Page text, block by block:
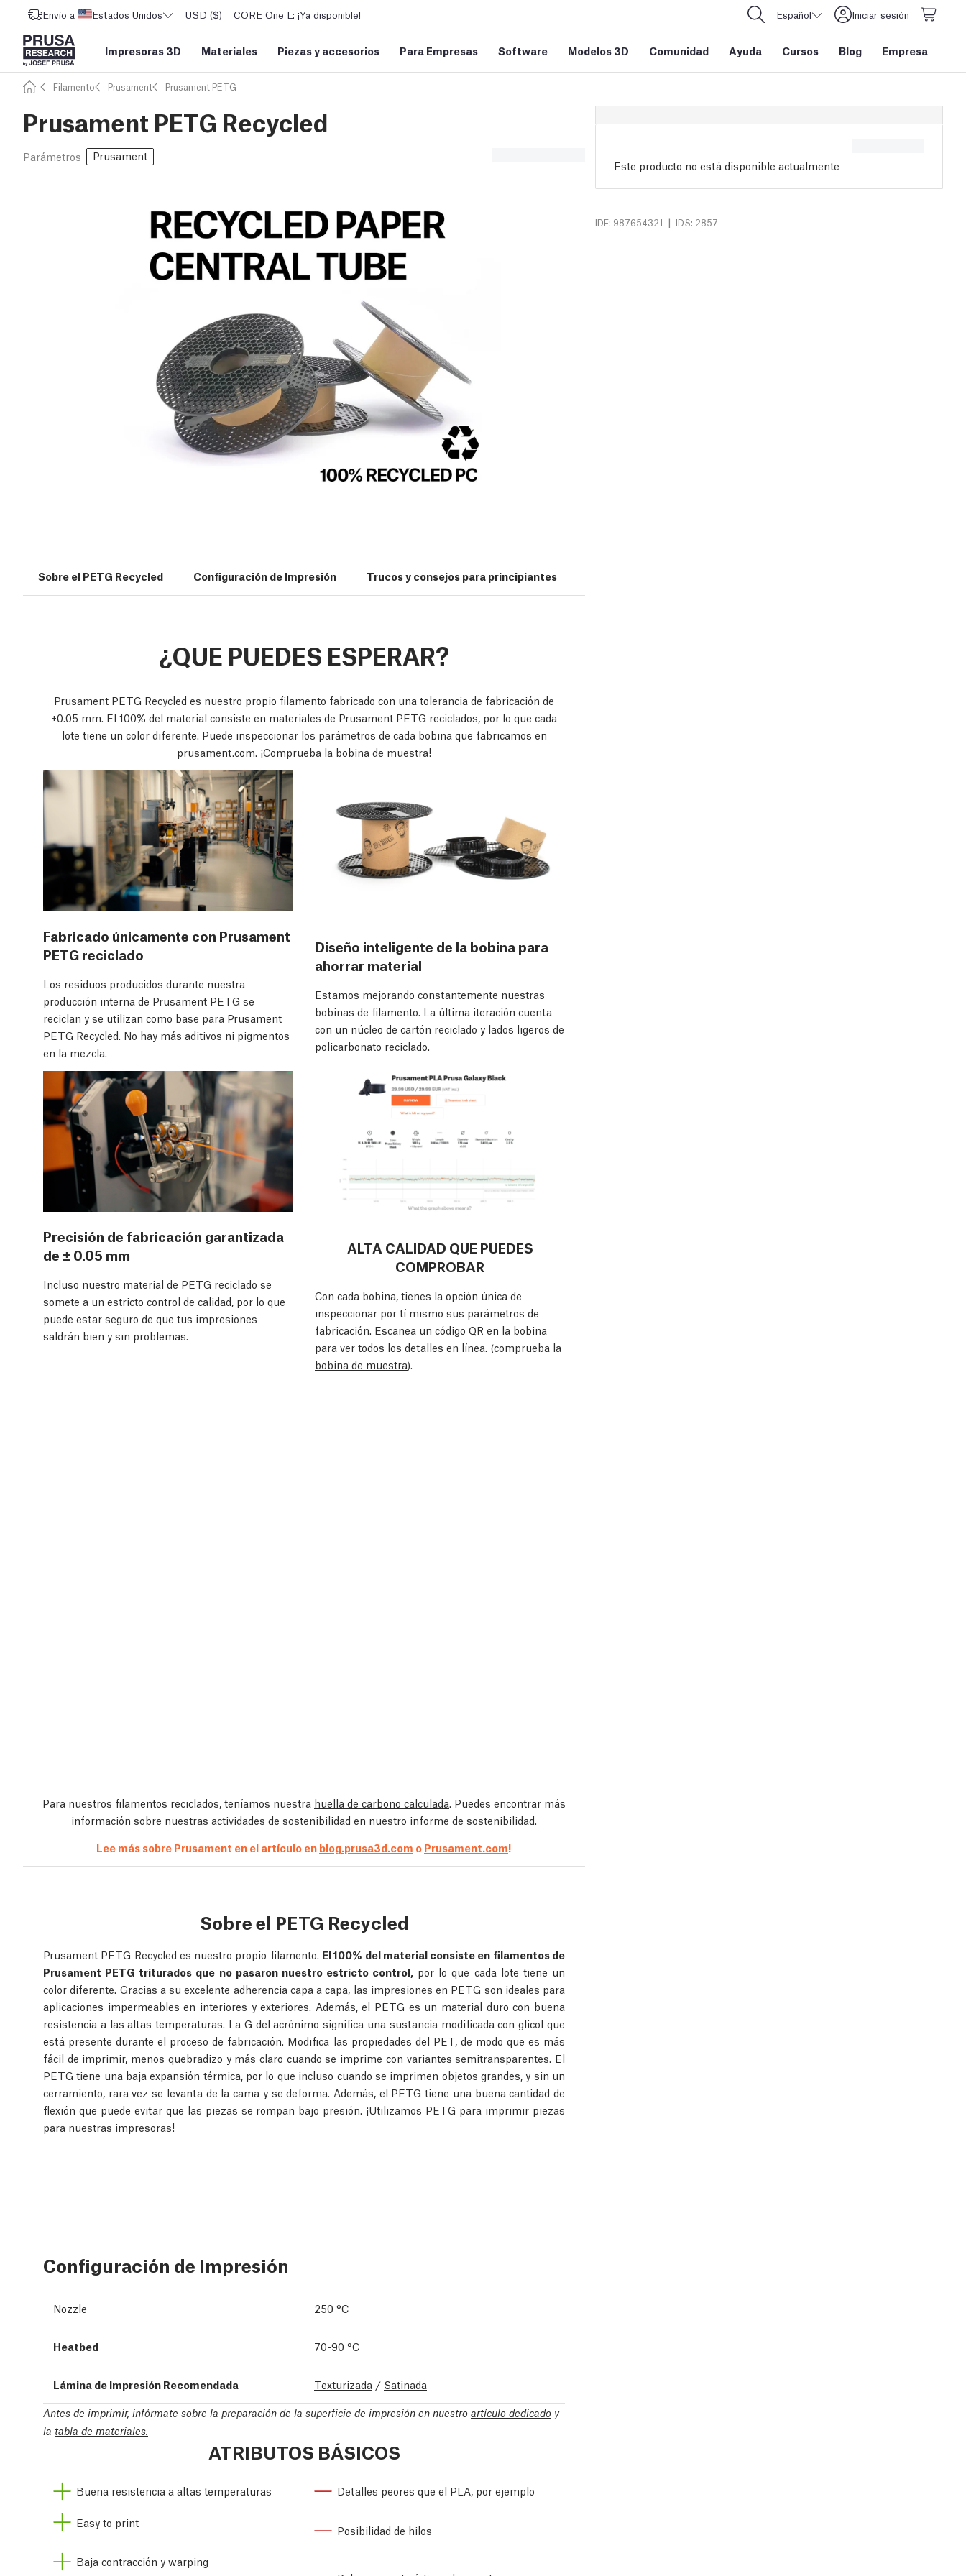
Envío a Estados Unidos USD ($) CORE One L: ¡Ya disponible! Español Iniciar sesión
Impresoras 3D Materiales Piezas y accesorios Para Empresas Software Modelos 3D Comunidad Ayuda Cursos Blog Empresa
Filamento Prusament Prusament PETG
Prusament PETG Recycled
Parámetros Prusament
Este producto no está disponible actualmente
IDF: 987654321 | IDS: 2857
Sobre el PETG Recycled Configuración de Impresión Trucos y consejos para principiantes
¿QUE PUEDES ESPERAR?
Prusament PETG Recycled es nuestro propio filamento fabricado con una tolerancia de fabricación de
±0.05 mm. El 100% del material consiste en materiales de Prusament PETG reciclados, por lo que cada
lote tiene un color diferente. Puede inspeccionar los parámetros de cada bobina que fabricamos en
prusament.com. ¡Comprueba la bobina de muestra!
Fabricado únicamente con Prusament
PETG reciclado
Los residuos producidos durante nuestra
producción interna de Prusament PETG se
reciclan y se utilizan como base para Prusament
PETG Recycled. No hay más aditivos ni pigmentos
en la mezcla.
Diseño inteligente de la bobina para
ahorrar material
Estamos mejorando constantemente nuestras
bobinas de filamento. La última iteración cuenta
con un núcleo de cartón reciclado y lados ligeros de
policarbonato reciclado.
Precisión de fabricación garantizada
de ± 0.05 mm
Incluso nuestro material de PETG reciclado se
somete a un estricto control de calidad, por lo que
puede estar seguro de que tus impresiones
saldrán bien y sin problemas.
ALTA CALIDAD QUE PUEDES
COMPROBAR
Con cada bobina, tienes la opción única de
inspeccionar por tí mismo sus parámetros de
fabricación. Escanea un código QR en la bobina
para ver todos los detalles en línea. (comprueba la
bobina de muestra).
Para nuestros filamentos reciclados, teníamos nuestra huella de carbono calculada . Puedes encontrar más
información sobre nuestras actividades de sostenibilidad en nuestro informe de sostenibilidad
Lee más sobre Prusament en el artículo en blog.prusa3d.com o Prusament.com!
Sobre el PETG Recycled
Prusament PETG Recycled es nuestro propio filamento. El 100% del material consiste en filamentos de
Prusament PETG triturados que no pasaron nuestro estricto control, por lo que cada lote tiene un
color diferente. Gracias a su excelente adherencia capa a capa, las impresiones en PETG son ideales para
aplicaciones impermeables en interiores y exteriores. Además, el PETG es un material duro con buena
resistencia a las altas temperaturas. La G del acrónimo significa una sustancia modificada con glicol que
está presente durante el proceso de fabricación. Modifica las propiedades del PET, de modo que es más
fácil de imprimir, menos quebradizo y más claro cuando se imprime con variantes semitransparentes. El
PETG tiene una baja expansión térmica, por lo que incluso cuando se imprimen objetos grandes, y sin un
cerramiento, rara vez se levanta de la cama y se deforma. Además, el PETG tiene una buena cantidad de
flexión que puede evitar que las piezas se rompan bajo presión. ¡Utilizamos PETG para imprimir piezas
para nuestras impresoras!
Configuración de Impresión
Nozzle 250 °C
Heatbed 70-90 °C
Lámina de Impresión Recomendada Texturizada / Satinada
Antes de imprimir, infórmate sobre la preparación de la superficie de impresión en nuestro artículo dedicado y
la tabla de materiales.
ATRIBUTOS BÁSICOS
Buena resistencia a altas temperaturas
Easy to print
Baja contracción y warping
Detalles peores que el PLA, por ejemplo
Posibilidad de hilos